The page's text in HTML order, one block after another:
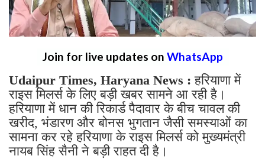
Join for live updates on WhatsApp
Udaipur Times, Haryana News : हरियाणा में
राइस मिलर्स के लिए बड़ी खबर सामने आ रही है।
हरियाणा में धान की रिकार्ड पैदावार के बीच चावल की
खरीद, भंडारण और बोनस भुगतान जैसी समस्याओं का
सामना कर रहे हरियाणा के राइस मिलर्स को मुख्यमंत्री
नायब सिंह सैनी ने बड़ी राहत दी है।